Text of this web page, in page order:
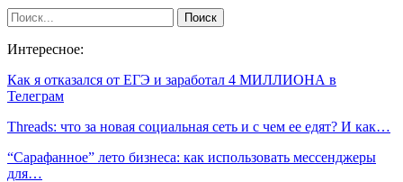
Интересное:
Как я отказался от ЕГЭ и заработал 4 МИЛЛИОНА в
Телеграм
Threads: что за новая социальная сеть и с чем ее едят? И как…
“Сарафанное” лето бизнеса: как использовать мессенджеры
для…